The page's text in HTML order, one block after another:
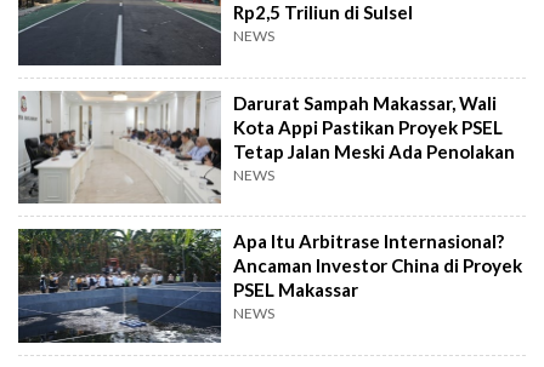
Rp2,5 Triliun di Sulsel
NEWS
Darurat Sampah Makassar, Wali
Kota Appi Pastikan Proyek PSEL
Tetap Jalan Meski Ada Penolakan
NEWS
Apa Itu Arbitrase Internasional?
Ancaman Investor China di Proyek
PSEL Makassar
NEWS